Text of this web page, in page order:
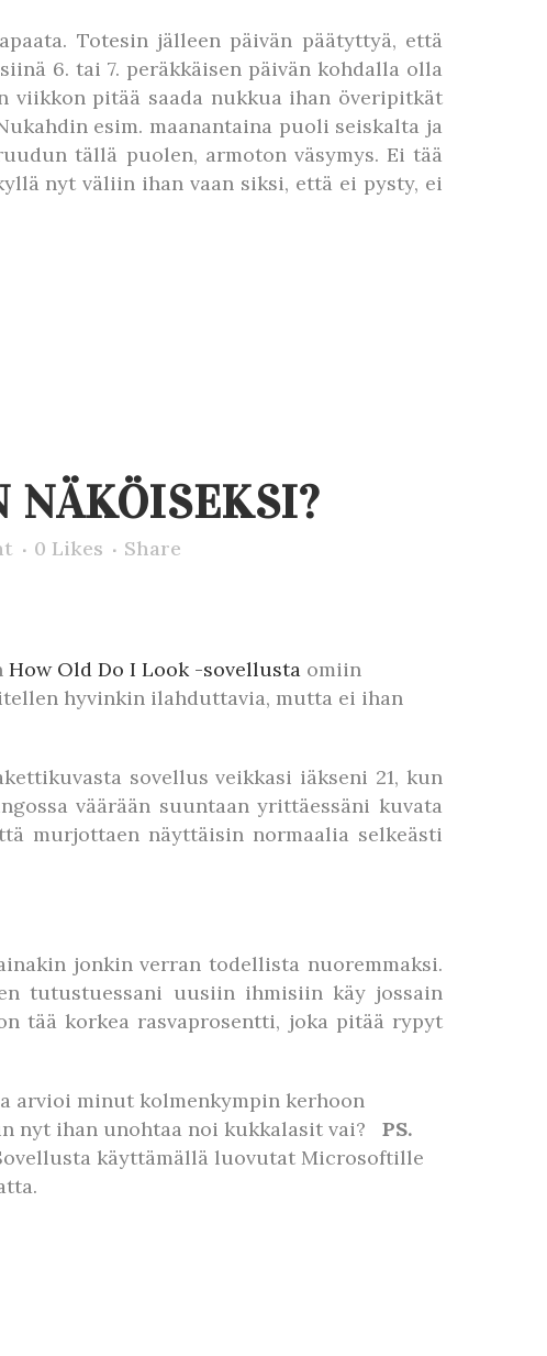
Totesin jälleen päivän päätyttyä, että
6. tai 7. peräkkäisen päivän kohdalla olla
pitää saada nukkua ihan överipitkät
esim. maanantaina puoli seiskalta ja
tällä puolen, armoton väsymys. Ei tää
nyt väliin ihan vaan siksi, että ei pysty, ei
NÄKÖISEKSI?
0 Likes Share
How Old Do I Look -sovellusta omiin
hyvinkin ilahduttavia, mutta ei ihan
sovellus veikkasi iäkseni 21, kun
väärään suuntaan yrittäessäni kuvata
murjottaen näyttäisin normaalia selkeästi
jonkin verran todellista nuoremmaksi.
tutustuessani uusiin ihmisiin käy jossain
tää korkea rasvaprosentti, joka pitää rypyt
arvioi minut kolmenkympin kerhoon
nyt ihan unohtaa noi kukkalasit vai? PS.
käyttämällä luovutat Microsoftille